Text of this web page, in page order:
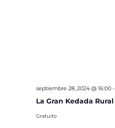
La Gran Kedada Rural
septiembre 28, 2024 @ 16:00-
Gratuito